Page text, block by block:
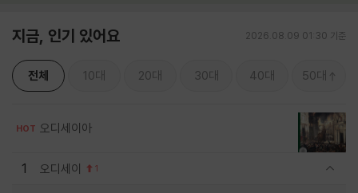
지금, 인기 있어요 2026.08.09 01:30 기준
전체 10대 20대 30대 40대 50대
HOT 오디세이아
1 오디세이 1